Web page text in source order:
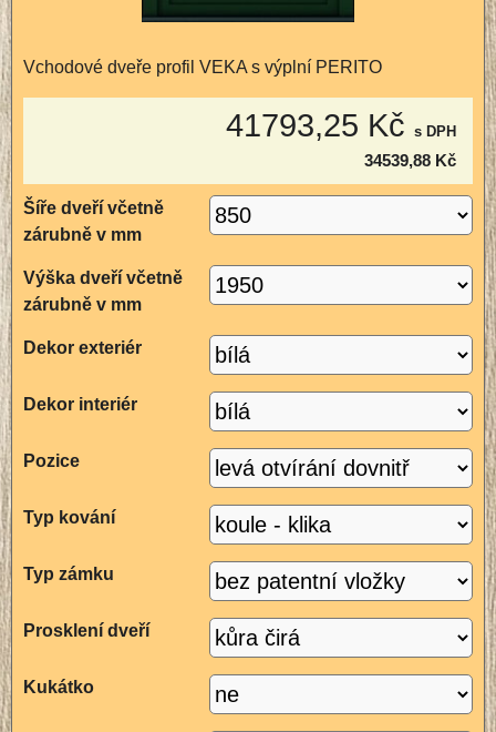
Vchodové dveře profil VEKA s výplní PERITO
41793,25 Kč s DPH
34539,88 Kč
Šíře dveří včetně
zárubně v mm
Výška dveří včetně
zárubně v mm
Dekor exteriér
Dekor interiér
Pozice
Typ kování
Typ zámku
Prosklení dveří
Kukátko